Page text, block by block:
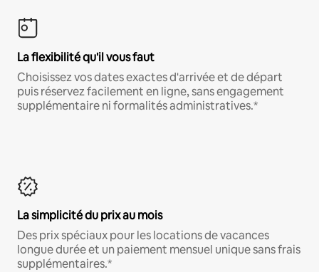
La flexibilité qu'il vous faut
Choisissez vos dates exactes d'arrivée et de départ
puis réservez facilement en ligne, sans engagement
supplémentaire ni formalités administratives.*
La simplicité du prix au mois
Des prix spéciaux pour les locations de vacances
longue durée et un paiement mensuel unique sans frais
supplémentaires.*